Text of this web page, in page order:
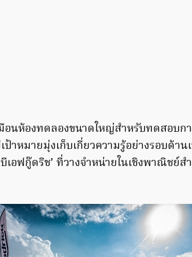
อนห้องทดลองขนาดใหญ่สำหรับทดสอบก
ป้าหมายมุ่งเก็บเกี่ยวความรู้อย่างรอบด้า
เอฟกู๊ดริช’ ที่วางจำหน่ายในเชิงพาณิชย์